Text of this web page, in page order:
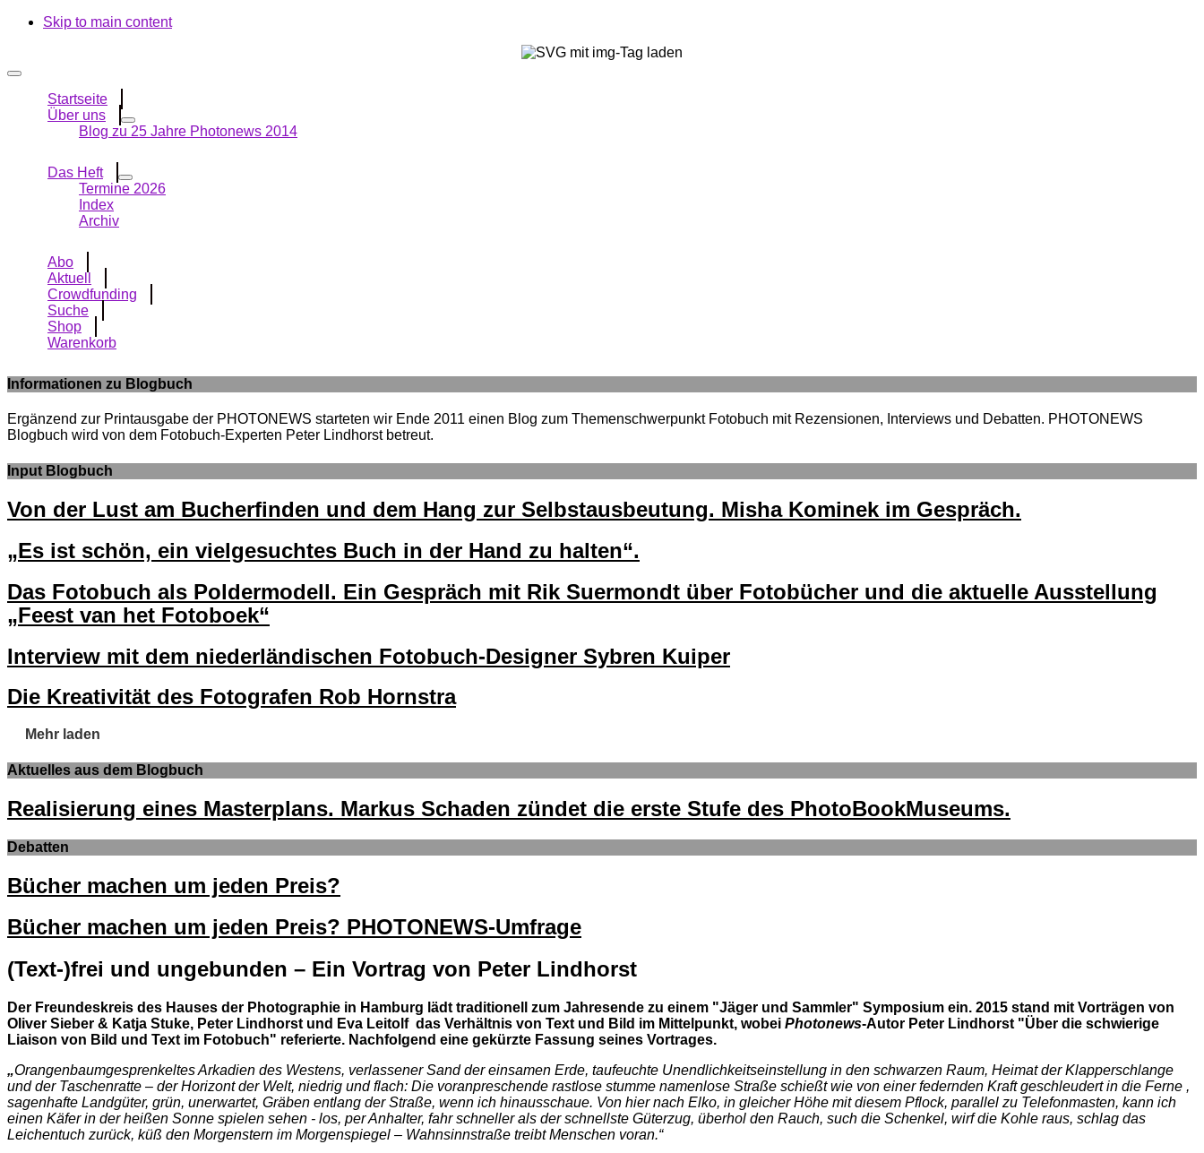
Skip to main content
Startseite
Über uns
Blog zu 25 Jahre Photonews 2014
Das Heft
Termine 2026
Index
Archiv
Abo
Aktuell
Crowdfunding
Suche
Shop
Warenkorb
Informationen zu Blogbuch
Ergänzend zur Printausgabe der PHOTONEWS starteten wir Ende 2011 einen Blog zum Themenschwerpunkt Fotobuch mit Rezensionen, Interviews und Debatten. PHOTONEWS
Blogbuch wird von dem Fotobuch-Experten Peter Lindhorst betreut.
Input Blogbuch
Von der Lust am Bucherfinden und dem Hang zur Selbstausbeutung. Misha Kominek im Gespräch.
„Es ist schön, ein vielgesuchtes Buch in der Hand zu halten“.
Das Fotobuch als Poldermodell. Ein Gespräch mit Rik Suermondt über Fotobücher und die aktuelle Ausstellung
„Feest van het Fotoboek“
Interview mit dem niederländischen Fotobuch-Designer Sybren Kuiper
Die Kreativität des Fotografen Rob Hornstra
Mehr laden
Aktuelles aus dem Blogbuch
Realisierung eines Masterplans. Markus Schaden zündet die erste Stufe des PhotoBookMuseums.
Debatten
Bücher machen um jeden Preis?
Bücher machen um jeden Preis? PHOTONEWS-Umfrage
(Text-)frei und ungebunden – Ein Vortrag von Peter Lindhorst
Der Freundeskreis des Hauses der Photographie in Hamburg lädt traditionell zum Jahresende zu einem "Jäger und Sammler" Symposium ein. 2015 stand mit Vorträgen von
Oliver Sieber & Katja Stuke, Peter Lindhorst und Eva Leitolf das Verhältnis von Text und Bild im Mittelpunkt, wobei Photonews-Autor Peter Lindhorst "Über die schwierige
Liaison von Bild und Text im Fotobuch" referierte. Nachfolgend eine gekürzte Fassung seines Vortrages.
„Orangenbaumgesprenkeltes Arkadien des Westens, verlassener Sand der einsamen Erde, taufeuchte Unendlichkeitseinstellung in den schwarzen Raum, Heimat der Klapperschlange
und der Taschenratte – der Horizont der Welt, niedrig und flach: Die voranpreschende rastlose stumme namenlose Straße schießt wie von einer federnden Kraft geschleudert in die Ferne ,
sagenhafte Landgüter, grün, unerwartet, Gräben entlang der Straße, wenn ich hinausschaue. Von hier nach Elko, in gleicher Höhe mit diesem Pflock, parallel zu Telefonmasten, kann ich
einen Käfer in der heißen Sonne spielen sehen - los, per Anhalter, fahr schneller als der schnellste Güterzug, überhol den Rauch, such die Schenkel, wirf die Kohle raus, schlag das
Leichentuch zurück, küß den Morgenstern im Morgenspiegel – Wahnsinnstraße treibt Menschen voran.“